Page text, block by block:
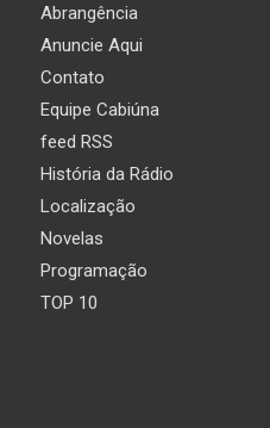
Abrangência
Anuncie Aqui
Contato
Equipe Cabiúna
feed RSS
História da Rádio
Localização
Novelas
Programação
TOP 10